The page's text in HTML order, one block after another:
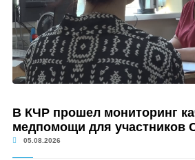
В КЧР прошел мониторинг
медпомощи для участников
05.08.2026